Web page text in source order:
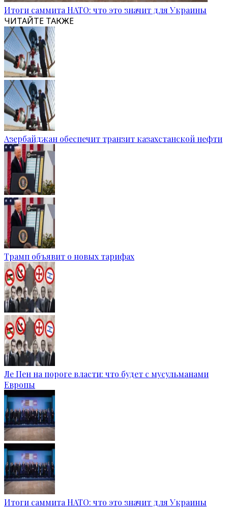
Итоги саммита НАТО: что это значит для Украины
ЧИТАЙТЕ ТАКЖЕ
Азербайджан обеспечит транзит казахстанской нефти
Трамп объявит о новых тарифах
Ле Пен на пороге власти: что будет с мусульманами
Европы
Итоги саммита НАТО: что это значит для Украины